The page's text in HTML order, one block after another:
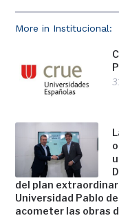
More in Institucional:
del plan
Universidad Pablo
acometer las obras